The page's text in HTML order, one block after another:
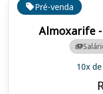
Pré-venda
Almoxarife
10x de